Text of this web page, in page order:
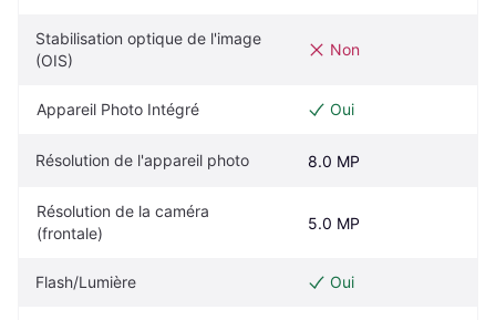
Stabilisation optique de l'image
(OIS)
Non
Appareil Photo Intégré Oui
Résolution de l'appareil photo 8.0 MP
Résolution de la caméra
(frontale)
5.0 MP
Flash/Lumière Oui